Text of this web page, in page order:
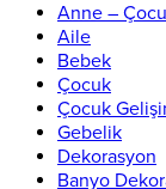
Anne –
Aile
Bebek
Çocuk
Çocuk
Gebelik
Dekorasyon
Banyo